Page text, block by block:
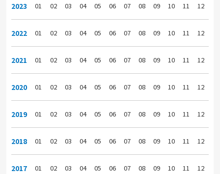
2023 01 02 03 04 05 06 07 08 09 10 11 12
2022 01 02 03 04 05 06 07 08 09 10 11 12
2021 01 02 03 04 05 06 07 08 09 10 11 12
2020 01 02 03 04 05 06 07 08 09 10 11 12
2019 01 02 03 04 05 06 07 08 09 10 11 12
2018 01 02 03 04 05 06 07 08 09 10 11 12
2017 01 02 03 04 05 06 07 08 09 10 11 12